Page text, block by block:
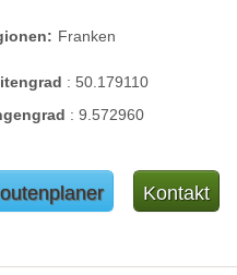
Franken
:50.179110
:9.572960
Kontakt